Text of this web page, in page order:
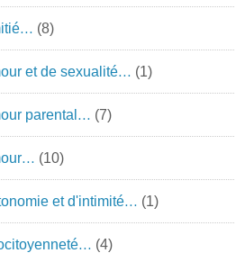
(8)
et de sexualité… (1)
parental… (7)
(10)
et d'intimité… (1)
(4)